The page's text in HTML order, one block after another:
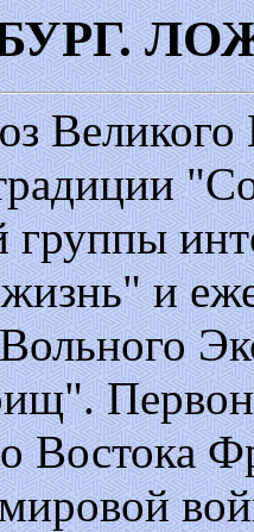
Великого
группы
и
Вольного
Востока